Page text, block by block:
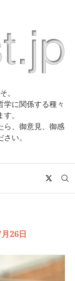
。
学に関係する種々
。
ら、御意見、御感
い。
26日